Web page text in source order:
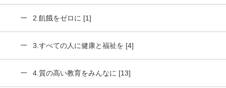
2.飢餓をゼロに [1]
3.すべての人に健康と福祉を [4]
4.質の高い教育をみんなに [13]